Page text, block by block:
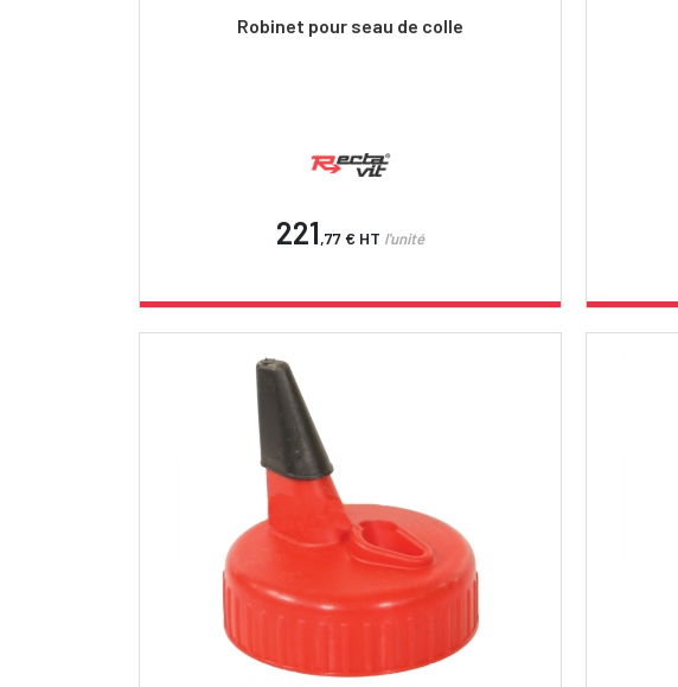
Robinet pour seau de colle
221,77 € HT l'unité